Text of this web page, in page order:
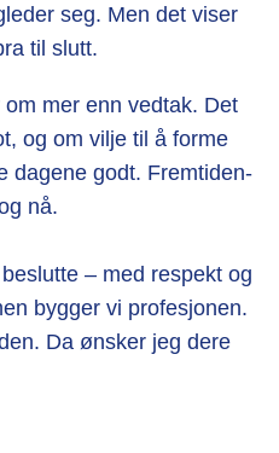
seg. Men det viser
til slutt.
mer enn vedtak. Det
og om vilje til å forme
dagene godt. Fremtiden-
nå.
– med respekt og
bygger vi profesjonen.
Da ønsker jeg dere